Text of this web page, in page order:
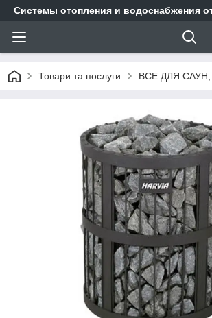
Системы отопления и водоснабжения
Товари та послуги ВСЕ ДЛЯ